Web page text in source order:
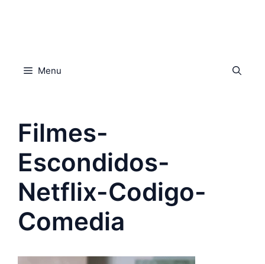
Menu
Filmes-
Escondidos-
Netflix-Codigo-
Comedia